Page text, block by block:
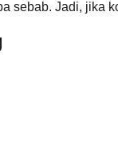
sebab. Jadi,